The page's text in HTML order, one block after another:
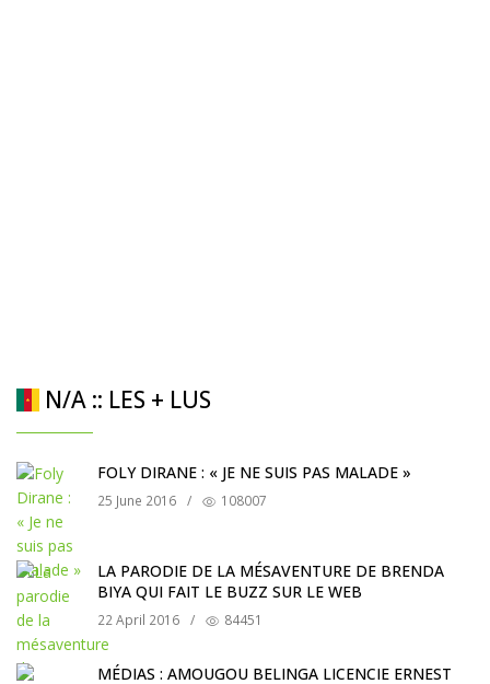
N/A :: LES + LUS
FOLY DIRANE : « JE NE SUIS PAS MALADE »
25 June 2016 / 108007
LA PARODIE DE LA MÉSAVENTURE DE BRENDA
BIYA QUI FAIT LE BUZZ SUR LE WEB
22 April 2016 / 84451
MÉDIAS : AMOUGOU BELINGA LICENCIE ERNEST